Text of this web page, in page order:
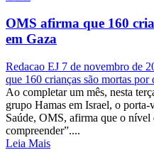
OMS afirma que 160
em Gaza
Redacao EJ 7 de novembro de
que 160 crianças são mortas por
Ao completar um mês, nesta
grupo Hamas em Israel, o
Saúde, OMS, afirma que o
compreender”....
Leia Mais